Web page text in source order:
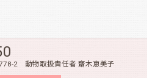
2 動物取扱責任者 齋木恵美子